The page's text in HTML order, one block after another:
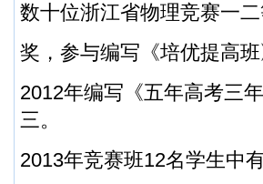
数十位浙江省物理竞赛一
奖，参与编写《培优提高
2012年编写《五年高考三
三。
2013年竞赛班12名学生中